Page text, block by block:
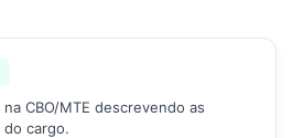
CBO/MTE descrevendo as
cargo.